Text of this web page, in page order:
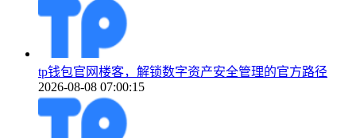
tp钱包官网楼客，解锁数字资产安全管理的官方路径
2026-08-08 07:00:15